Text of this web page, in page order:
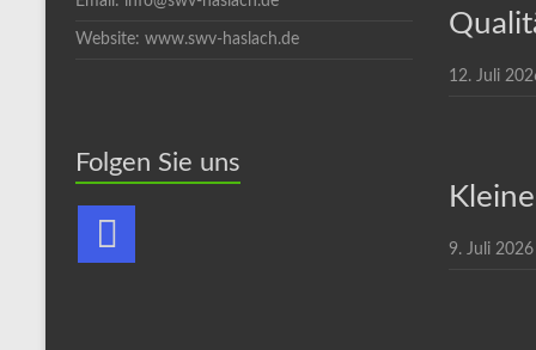
Website: www.swv-haslach.de
Folgen Sie uns
12. Juli
9. Juli 2026